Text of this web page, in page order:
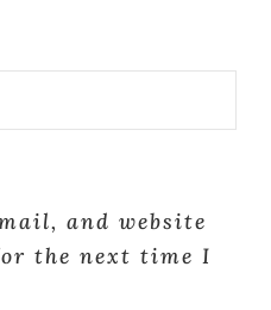
and website
the next time I